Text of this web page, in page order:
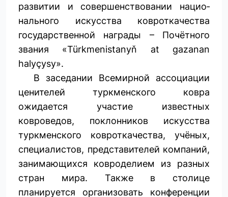
развитии и совершенствовании нацио­
нального искусства ковроткачества
государственной награды – Почётного
звания «Türkmenistanyň at gazanan
halyçysy».
В заседании Всемирной ассоциации
ценителей туркменского ковра
ожидается участие известных
ковроведов, поклонников искусства
туркменского ковроткачества, учёных,
специалистов, представителей компаний,
занимающихся ковроделием из разных
стран мира. Также в столице
планируется организовать конференции